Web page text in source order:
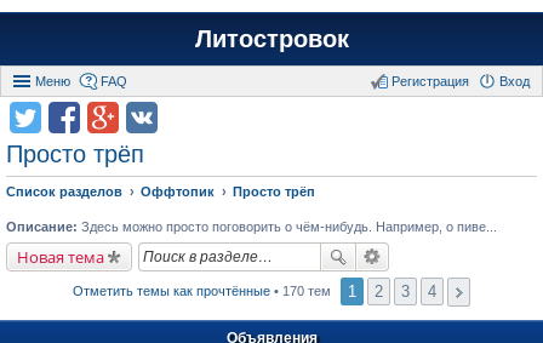
Литостровок
Меню FAQ Вход
Регистрация
Просто трёп
Список разделов Оффтопик Просто трёп
Описание: Здесь можно просто поговорить о чём-нибудь. Например, о пиве...
Новая тема
Отметить темы как прочтённые • 170 тем 1 2 3 4
Объявления